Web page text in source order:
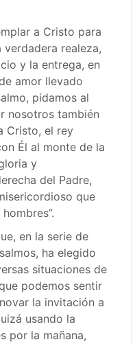
a Cristo para
realeza,
y la entrega, en
amor llevado
pidamos al
nosotros también
Cristo, el rey
Él al monte de la
y
del Padre,
que
en la serie de
ha elegido
situaciones de
podemos sentir
la invitación a
usando la
por la mañana,